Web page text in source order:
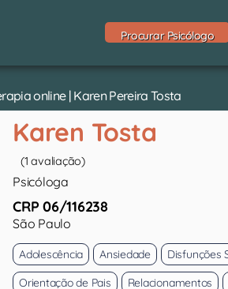
Procurar Psicólogo
online | Karen Pereira Tosta
Karen Tosta
(1 avaliação)
Psicóloga
CRP 06/116238
São Paulo
Adolescência Ansiedade Disfunções
Orientação de Pais
Relacionamentos